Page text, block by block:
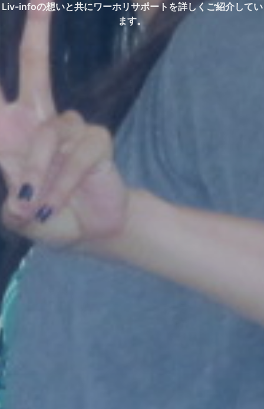
Liv-infoの想いと共にワーホリサポートを詳しくご紹介してい
ます。